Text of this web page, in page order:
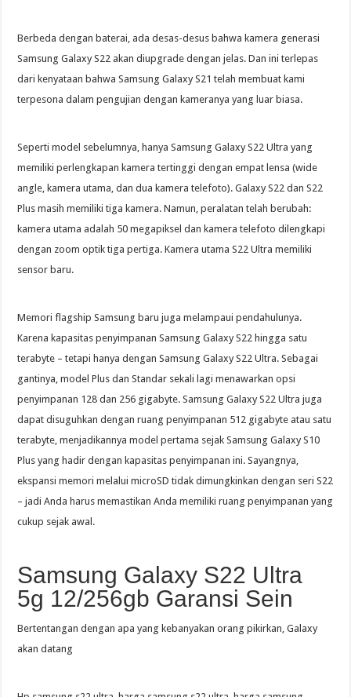
Berbeda dengan baterai, ada desas-desus bahwa kamera generasi
Samsung Galaxy S22 akan diupgrade dengan jelas. Dan ini terlepas
dari kenyataan bahwa Samsung Galaxy S21 telah membuat kami
terpesona dalam pengujian dengan kameranya yang luar biasa.
Seperti model sebelumnya, hanya Samsung Galaxy S22 Ultra yang
memiliki perlengkapan kamera tertinggi dengan empat lensa (wide
angle, kamera utama, dan dua kamera telefoto). Galaxy S22 dan S22
Plus masih memiliki tiga kamera. Namun, peralatan telah berubah:
kamera utama adalah 50 megapiksel dan kamera telefoto dilengkapi
dengan zoom optik tiga pertiga. Kamera utama S22 Ultra memiliki
sensor baru.
Memori flagship Samsung baru juga melampaui pendahulunya.
Karena kapasitas penyimpanan Samsung Galaxy S22 hingga satu
terabyte – tetapi hanya dengan Samsung Galaxy S22 Ultra. Sebagai
gantinya, model Plus dan Standar sekali lagi menawarkan opsi
penyimpanan 128 dan 256 gigabyte. Samsung Galaxy S22 Ultra juga
dapat disuguhkan dengan ruang penyimpanan 512 gigabyte atau satu
terabyte, menjadikannya model pertama sejak Samsung Galaxy S10
Plus yang hadir dengan kapasitas penyimpanan ini. Sayangnya,
ekspansi memori melalui microSD tidak dimungkinkan dengan seri S22
– jadi Anda harus memastikan Anda memiliki ruang penyimpanan yang
cukup sejak awal.
Samsung Galaxy S22 Ultra
5g 12/256gb Garansi Sein
Bertentangan dengan apa yang kebanyakan orang pikirkan, Galaxy
akan datang